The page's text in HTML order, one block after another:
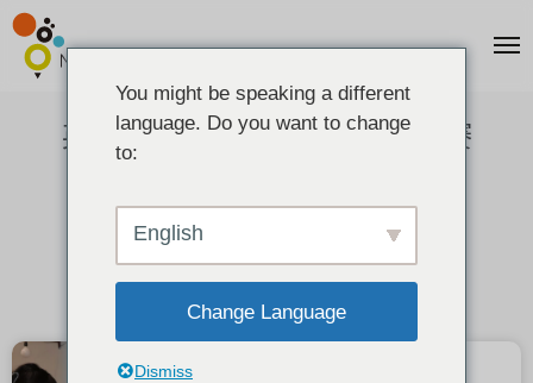
英式款待 MITUBACI 工匠挑戰賽
You might be speaking a different
language. Do you want to change
to:
English
Change Language
Dismiss